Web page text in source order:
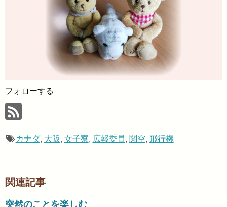
フォローする
カナダ, 大阪, 女子寮, 広報委員, 関空, 飛行機
関連記事
突然のことを楽しむ